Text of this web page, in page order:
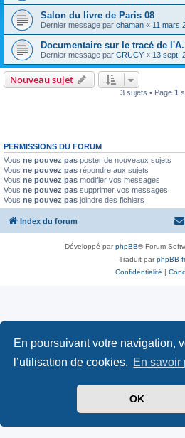
En poursuivant votre navigation,
l’utilisation de cookies. En savoir
OK
Salon du livre de Paris 08
Dernier message par chaman « 11 mars
Documentaire sur le tracé de
Dernier message par CRUCY « 13 sept.
Nouveau sujet
3 sujets • Page 1
PERMISSIONS DU FORUM
Vous ne pouvez pas poster de nouveaux sujets
Vous ne pouvez pas répondre aux sujets
Vous ne pouvez pas modifier vos messages
Vous ne pouvez pas supprimer vos messages
Vous ne pouvez pas joindre des fichiers
Index du forum
Développé parphpBB® Forum
Traduit parphpBB-
Confidentialité |